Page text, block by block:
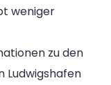
weniger
zu den
Ludwigshafen